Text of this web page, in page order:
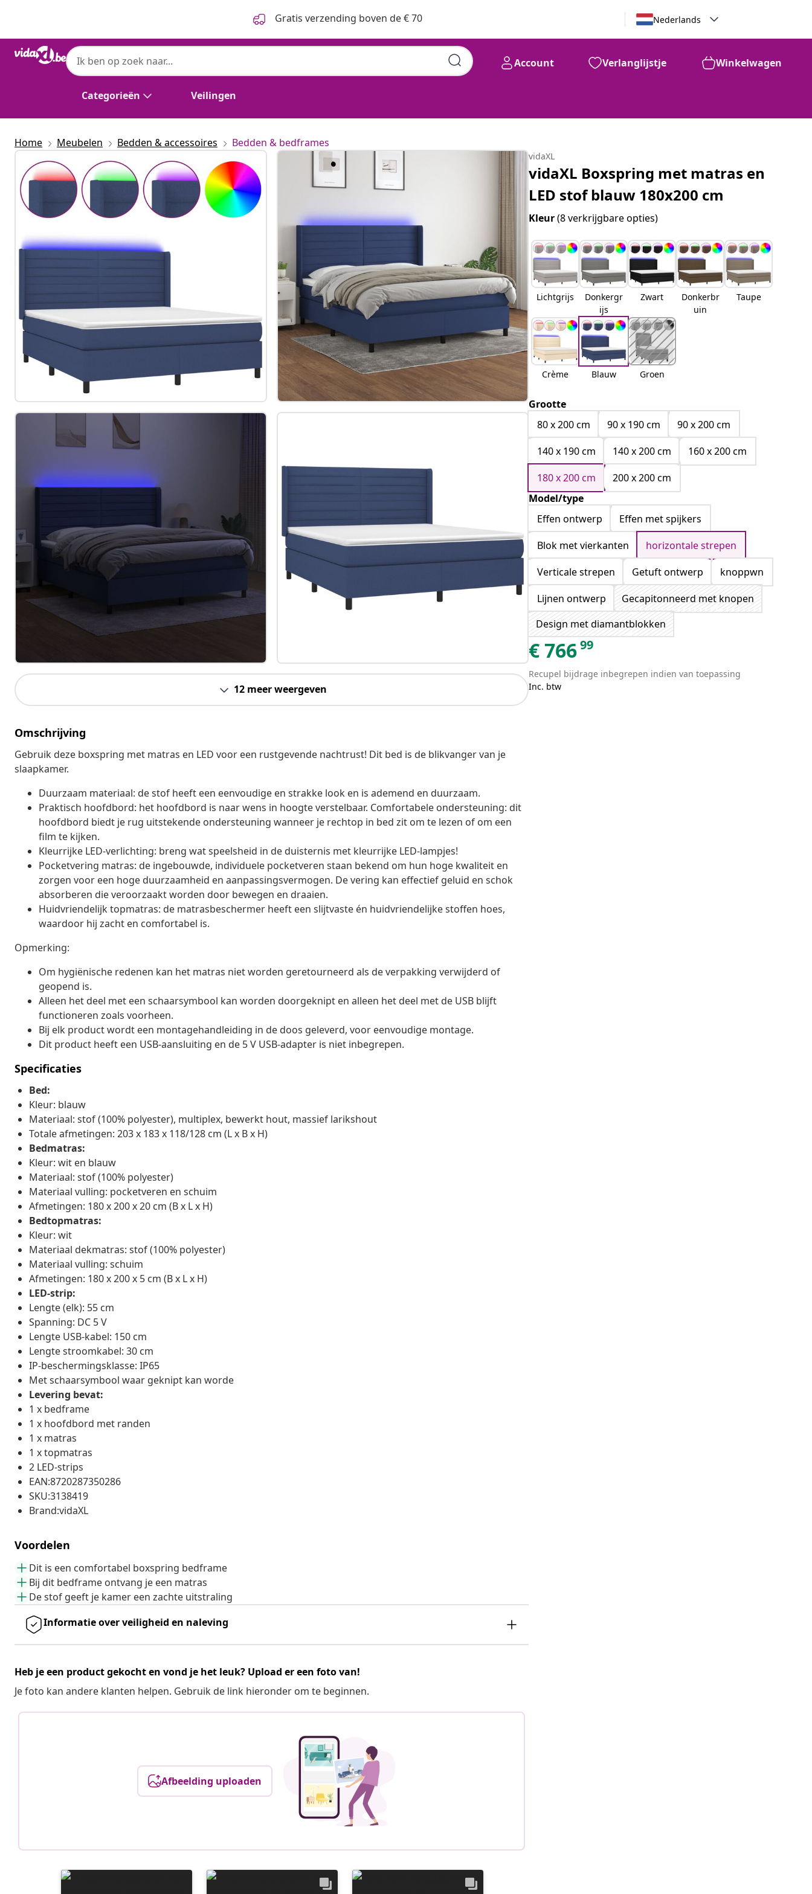
Gratis verzending boven de € 70 Nederlands
Categorieën Veilingen
Account Verlanglijstje Winkelwagen
Home Meubelen Bedden & accessoires Bedden & bedframes
12 meer weergeven
Omschrijving
Gebruik deze boxspring met matras en LED voor een rustgevende nachtrust! Dit bed is de blikvanger van je
slaapkamer.
Duurzaam materiaal: de stof heeft een eenvoudige en strakke look en is ademend en duurzaam.
Praktisch hoofdbord: het hoofdbord is naar wens in hoogte verstelbaar. Comfortabele ondersteuning: dit
hoofdbord biedt je rug uitstekende ondersteuning wanneer je rechtop in bed zit om te lezen of om een
film te kijken.
Kleurrijke LED-verlichting: breng wat speelsheid in de duisternis met kleurrijke LED-lampjes!
Pocketvering matras: de ingebouwde, individuele pocketveren staan bekend om hun hoge kwaliteit en
zorgen voor een hoge duurzaamheid en aanpassingsvermogen. De vering kan effectief geluid en schok
absorberen die veroorzaakt worden door bewegen en draaien.
Huidvriendelijk topmatras: de matrasbeschermer heeft een slijtvaste én huidvriendelijke stoffen hoes,
waardoor hij zacht en comfortabel is.
Opmerking:
Om hygiënische redenen kan het matras niet worden geretourneerd als de verpakking verwijderd of
geopend is.
Alleen het deel met een schaarsymbool kan worden doorgeknipt en alleen het deel met de USB blijft
functioneren zoals voorheen.
Bij elk product wordt een montagehandleiding in de doos geleverd, voor eenvoudige montage.
Dit product heeft een USB-aansluiting en de 5 V USB-adapter is niet inbegrepen.
Specificaties
Bed:
Kleur: blauw
Materiaal: stof (100% polyester), multiplex, bewerkt hout, massief larikshout
Totale afmetingen: 203 x 183 x 118/128 cm (L x B x H)
Bedmatras:
Kleur: wit en blauw
Materiaal: stof (100% polyester)
Materiaal vulling: pocketveren en schuim
Afmetingen: 180 x 200 x 20 cm (B x L x H)
Bedtopmatras:
Kleur: wit
Materiaal dekmatras: stof (100% polyester)
Materiaal vulling: schuim
Afmetingen: 180 x 200 x 5 cm (B x L x H)
LED-strip:
Lengte (elk): 55 cm
Spanning: DC 5 V
Lengte USB-kabel: 150 cm
Lengte stroomkabel: 30 cm
IP-beschermingsklasse: IP65
Met schaarsymbool waar geknipt kan worde
Levering bevat:
1 x bedframe
1 x hoofdbord met randen
1 x matras
1 x topmatras
2 LED-strips
EAN:8720287350286
SKU:3138419
Brand:vidaXL
Voordelen
Dit is een comfortabel boxspring bedframe
Bij dit bedframe ontvang je een matras
De stof geeft je kamer een zachte uitstraling
Informatie over veiligheid en naleving
Heb je een product gekocht en vond je het leuk? Upload er een foto van!
Je foto kan andere klanten helpen. Gebruik de link hieronder om te beginnen.
Afbeelding uploaden
vidaXL
vidaXL Boxspring met matras en
LED stof blauw 180x200 cm
Kleur(8 verkrijgbare opties)
Lichtgrijs
Donkergr
ijs
Zwart
Donkerbr
uin
Taupe
Crème Blauw Groen
Grootte
80 x 200 cm
90 x 190 cm
90 x 200 cm
140 x 190 cm
140 x 200 cm
160 x 200 cm
180 x 200 cm
200 x 200 cm
Model/type
Effen ontwerp
Effen met spijkers
Blok met vierkanten
horizontale strepen
Verticale strepen
Getuft ontwerp
knoppwn
Lijnen ontwerp
Gecapitonneerd met knopen
Design met diamantblokken
€76699
Recupel bijdrage inbegrepen indien van toepassing
Inc. btw